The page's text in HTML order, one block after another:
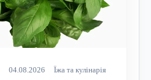
04.08.2026 Їжа та кулінарія